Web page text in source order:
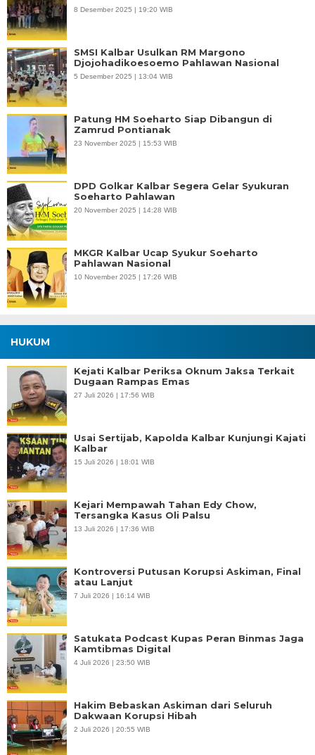
8 Desember 2025 | 19:20 WIB
SMSI Kalbar Usulkan RM Margono
Djojohadikoesoemo Pahlawan Nasional
5 Desember 2025 | 13:04 WIB
Patung HM Soeharto Siap Dibangun di
Zamrud Pontianak
23 November 2025 | 15:53 WIB
DPD Golkar Kalbar Segera Gelar Syukuran
Soeharto Pahlawan
20 November 2025 | 14:28 WIB
MKGR Kalbar Ucap Syukur Soeharto
Pahlawan Nasional
10 November 2025 | 17:26 WIB
HUKUM
Kejati Kalbar Periksa Oknum Jaksa Terkait
Dugaan Rampas Emas
27 Juli 2026 | 17:56 WIB
Usai Sertijab, Kapolda Kalbar Kunjungi Kajati
Kalbar
15 Juli 2026 | 18:01 WIB
Kejari Mempawah Tahan Edy Chow,
Tersangka Kasus Oli Palsu
13 Juli 2026 | 17:36 WIB
Kontroversi Putusan Korupsi Askiman, Final
atau Lanjut
7 Juli 2026 | 16:14 WIB
Satukata Podcast Kupas Peran Binmas Jaga
Kamtibmas Digital
4 Juli 2026 | 23:50 WIB
Hakim Bebaskan Askiman dari Seluruh
Dakwaan Korupsi Hibah
2 Juli 2026 | 20:55 WIB